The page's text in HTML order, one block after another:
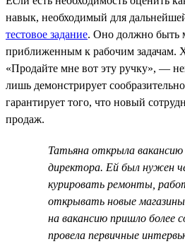
навык, необходимый для
тестовое задание. Оно должно быть
приближенным к рабочим задачам.
«Продайте мне вот эту ручку», —
лишь демонстрирует
гарантирует того, что новый
продаж.
Татьяна открыла
директора. Ей был нужен
курировать ремонты,
открывать новые
на вакансию пришло более
провела первичные